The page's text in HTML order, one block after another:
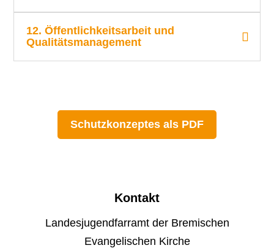
12. Öffentlichkeitsarbeit und
Qualitätsmanagement
Schutzkonzeptes als PDF
Kontakt
Landesjugendfarramt der Bremischen
Evangelischen Kirche